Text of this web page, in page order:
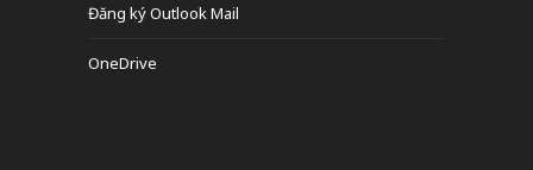
Đăng ký Outlook Mail
OneDrive